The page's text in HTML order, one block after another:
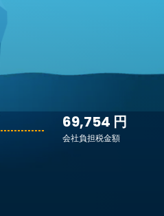
69,754 円
会社負担税金額